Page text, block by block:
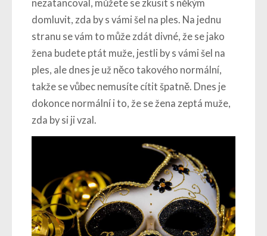
nezatancoval, můžete se zkusit s někým
domluvit, zda by s vámi šel na ples. Na jednu
stranu se vám to může zdát divné, že se jako
žena budete ptát muže, jestli by s vámi šel na
ples, ale dnes je už něco takového normální,
takže se vůbec nemusíte cítit špatně. Dnes je
dokonce normální i to, že se žena zeptá muže,
zda by si ji vzal.